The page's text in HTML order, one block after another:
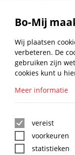
€
excl. btw
1
BO-
Bo-Mij
Wij plaatsen
verbeteren. De
gebruiken zijn
cookies kunt u
Meer informatie
vereist
voorkeuren
statistieken